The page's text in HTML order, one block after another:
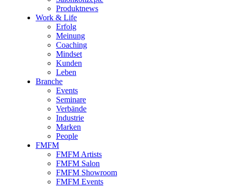
Produktnews
Work & Life
Erfolg
Meinung
Coaching
Mindset
Kunden
Leben
Branche
Events
Seminare
Verbände
Industrie
Marken
People
FMFM
FMFM Artists
FMFM Salon
FMFM Showroom
FMFM Events